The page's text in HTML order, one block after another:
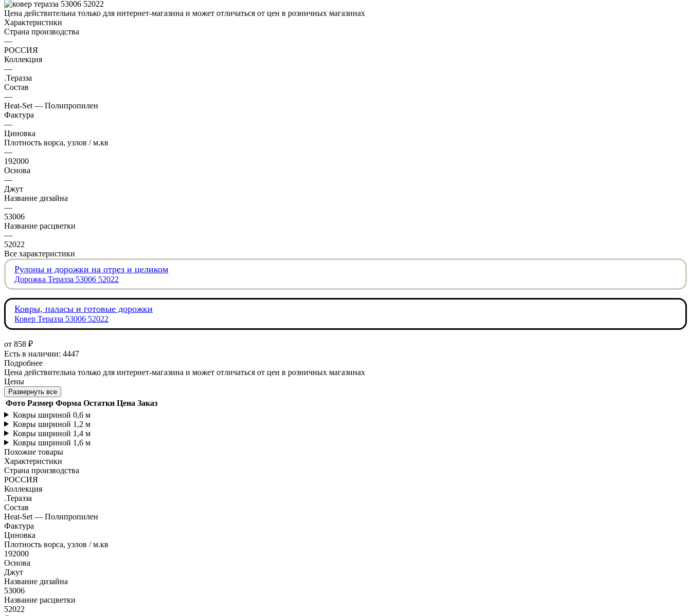
Цена действительна только для интернет-магазина и может отличаться от цен в розничных магазинах
Характеристики
Страна производства
—
РОССИЯ
Коллекция
—
.Теразза
Состав
—
Heat-Set — Полипропилен
Фактура
—
Циновка
Плотность ворса, узлов / м.кв
—
192000
Основа
—
Джут
Название дизайна
—
53006
Название расцветки
—
52022
Все характеристики
Рулоны и дорожки на отрез и целиком
Дорожка Теразза 53006 52022
Ковры, паласы и готовые дорожки
Ковер Теразза 53006 52022
от 858 ₽
Есть в наличии: 4447
Подробнее
Цена действительна только для интернет-магазина и может отличаться от цен в розничных магазинах
Цены
Развернуть все
Фото Размер Форма Остатки Цена Заказ
Ковры шириной 0,6 м
Ковры шириной 1,2 м
Ковры шириной 1,4 м
Ковры шириной 1,6 м
Похожие товары
Характеристики
Страна производства
РОССИЯ
Коллекция
.Теразза
Состав
Heat-Set — Полипропилен
Фактура
Циновка
Плотность ворса, узлов / м.кв
192000
Основа
Джут
Название дизайна
53006
Название расцветки
52022